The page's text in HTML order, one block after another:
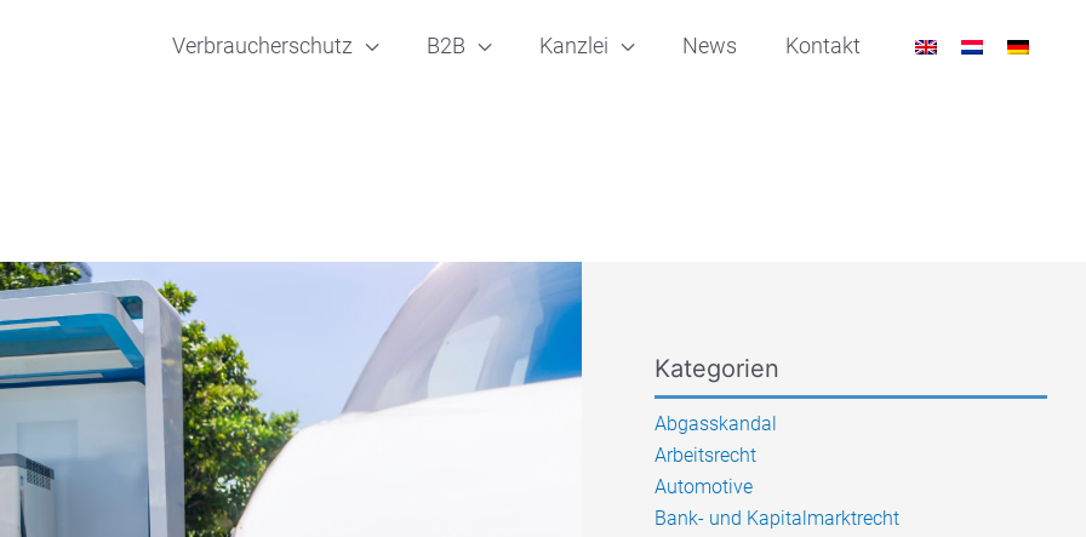
Verbraucherschutz B2B Kanzlei News Kontakt
Kategorien
Abgasskandal
Arbeitsrecht
Automotive
Bank- und Kapitalmarktrecht